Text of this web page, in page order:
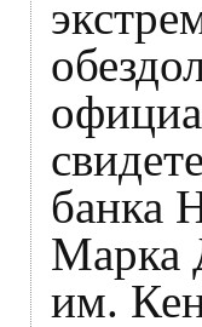
банка
Марка
им.